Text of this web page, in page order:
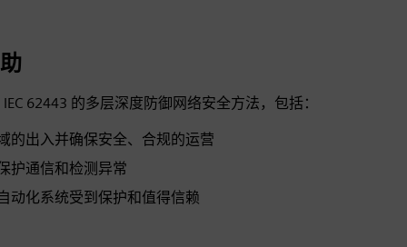
62443 的多层深度防御网络安全方法，包括：
出入并确保安全、合规的运营
护通信和检测异常
化系统受到保护和值得信赖